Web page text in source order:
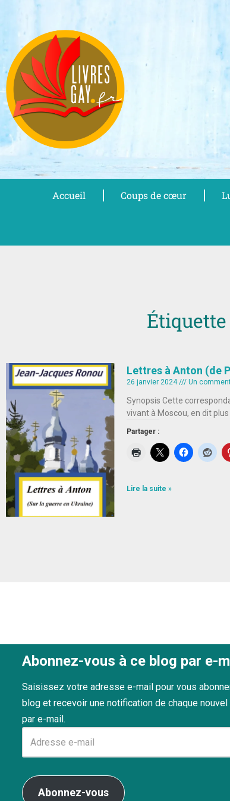
Aller
contenu
Accueil Coups de cœur
Lettres à Anton (de
26 janvier 2024 Un
Synopsis Cette
vivant à Moscou, en dit
Partager :
Lire la suite »
Abonnez-vous à ce blog par e-
Saisissez votre adresse e-mail pour vous
blog et recevoir une notification de chaque
par e-mail.
Abonnez-vous